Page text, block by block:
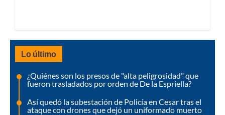
Lo último
¿Quiénes son los presos de "alta peligrosidad" que
fueron trasladados por orden de De la Espriella?
Así quedó la subestación de Policía en Cesar tras el
ataque con drones que dejó un uniformado muerto